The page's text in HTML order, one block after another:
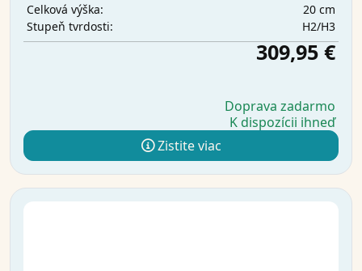
Celková výška:
20 cm
Stupeň tvrdosti:
H2/H3
309,95 €
Doprava zadarmo
K dispozícii ihneď
Zistite viac